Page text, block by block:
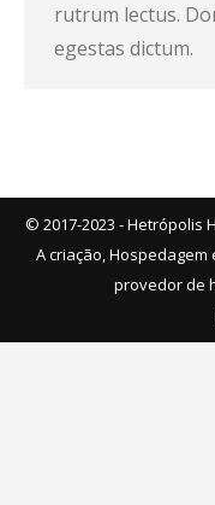
rutrum lectus.
egestas dictum.
© 2017-2023 - Hetrópolis
A criação, Hospedagem
provedor de